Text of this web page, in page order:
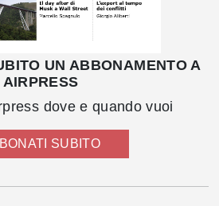
UN ABBONAMENTO A
AIRPRESS
dove e quando vuoi
SUBITO